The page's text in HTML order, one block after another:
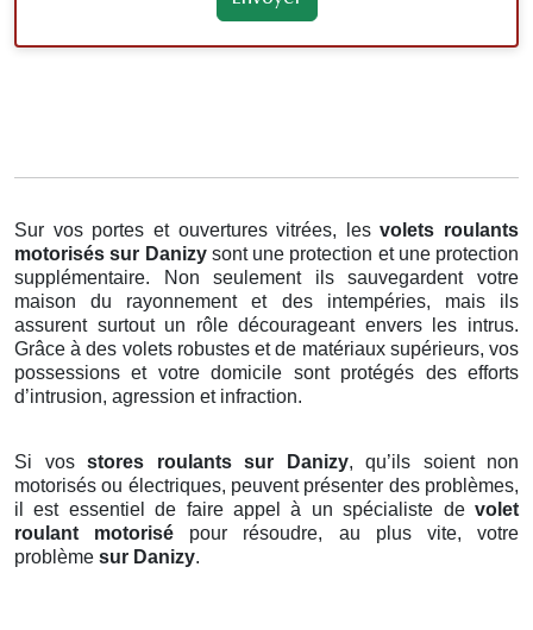
Sur vos portes et ouvertures vitrées, lesvolets roulants
motorisés sur Danizy sont une protection et une protection
supplémentaire. Non seulement ils sauvegardent votre
maison du rayonnement et des intempéries, mais ils
assurent surtout un rôle décourageant envers les intrus.
Grâce à des volets robustes et de matériaux supérieurs, vos
possessions et votre domicile sont protégés des efforts
d’intrusion, agression et infraction.
Si vos stores roulants sur Danizy, qu’ils soient non
motorisés ou électriques, peuvent présenter des problèmes,
il est essentiel de faire appel à un spécialiste de volet
roulant motorisé pour résoudre, au plus vite, votre
problème sur Danizy.